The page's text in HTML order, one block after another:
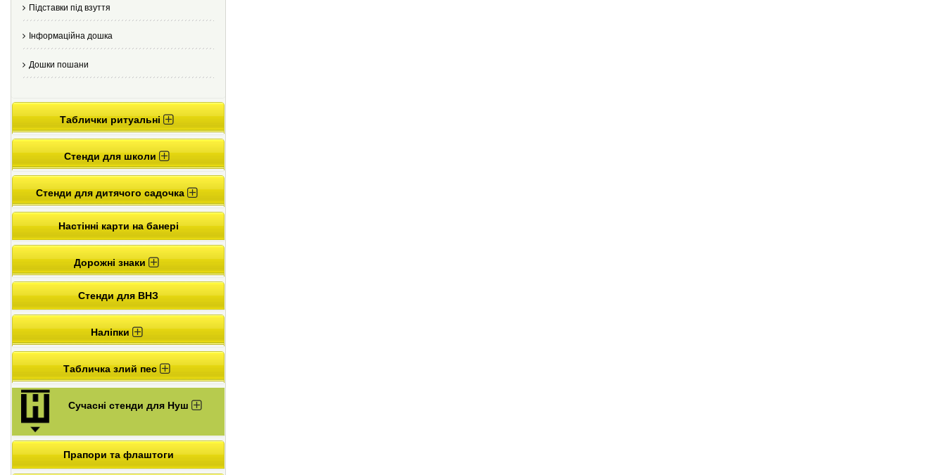
Підставки під взуття
Інформаційна дошка
Дошки пошани
Таблички ритуальні
Стенди для школи
Стенди для дитячого садочка
Настінні карти на банері
Дорожні знаки
Стенди для ВНЗ
Наліпки
Табличка злий пес
Сучасні стенди для Нуш
Прапори та флаштоги